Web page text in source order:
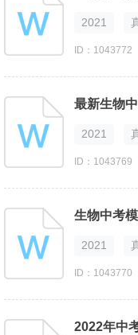
2021
ID：1043772
最新生物
2021
ID：1043769
生物中考
2021
ID：1043770
2022年中